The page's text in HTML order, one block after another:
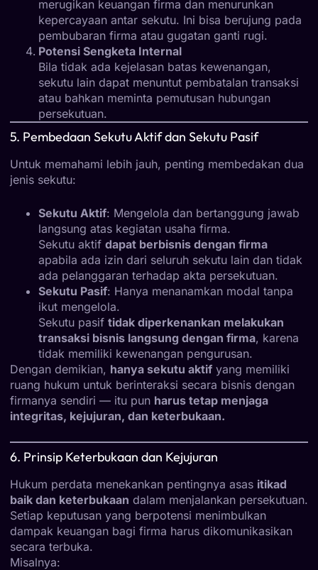
merugikan keuangan firma dan menurunkan
kepercayaan antar sekutu. Ini bisa berujung pada
pembubaran firma atau gugatan ganti rugi.
Potensi Sengketa Internal
Bila tidak ada kejelasan batas kewenangan,
sekutu lain dapat menuntut pembatalan transaksi
atau bahkan meminta pemutusan hubungan
persekutuan.
5. Pembedaan Sekutu Aktif dan Sekutu Pasif
Untuk memahami lebih jauh, penting membedakan dua
jenis sekutu:
Sekutu Aktif: Mengelola dan bertanggung jawab
langsung atas kegiatan usaha firma.
Sekutu aktif dapat berbisnis dengan firma
apabila ada izin dari seluruh sekutu lain dan tidak
ada pelanggaran terhadap akta persekutuan.
Sekutu Pasif: Hanya menanamkan modal tanpa
ikut mengelola.
Sekutu pasif tidak diperkenankan melakukan
transaksi bisnis langsung dengan firma, karena
tidak memiliki kewenangan pengurusan.
Dengan demikian, hanya sekutu aktif yang memiliki
ruang hukum untuk berinteraksi secara bisnis dengan
firmanya sendiri — itu pun harus tetap menjaga
integritas, kejujuran, dan keterbukaan.
6. Prinsip Keterbukaan dan Kejujuran
Hukum perdata menekankan pentingnya asas itikad
baik dan keterbukaan dalam menjalankan persekutuan.
Setiap keputusan yang berpotensi menimbulkan
dampak keuangan bagi firma harus dikomunikasikan
secara terbuka.
Misalnya: